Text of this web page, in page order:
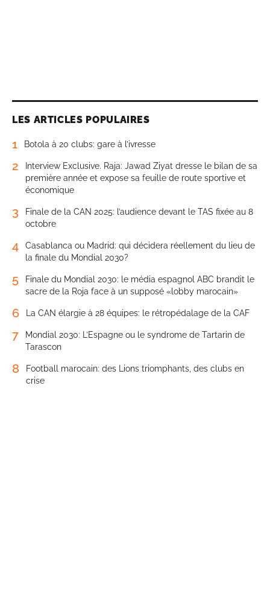
LES ARTICLES POPULAIRES
1 Botola à 20 clubs: gare à l’ivresse
2
Interview Exclusive. Raja: Jawad Ziyat dresse le bilan de sa
première année et expose sa feuille de route sportive et
économique
3
Finale de la CAN 2025: l’audience devant le TAS fixée au 8
octobre
4
Casablanca ou Madrid: qui décidera réellement du lieu de
la finale du Mondial 2030?
5
Finale du Mondial 2030: le média espagnol ABC brandit le
sacre de la Roja face à un supposé «lobby marocain»
6 La CAN élargie à 28 équipes: le rétropédalage de la CAF
7
Mondial 2030: L’Espagne ou le syndrome de Tartarin de
Tarascon
8
Football marocain: des Lions triomphants, des clubs en
crise